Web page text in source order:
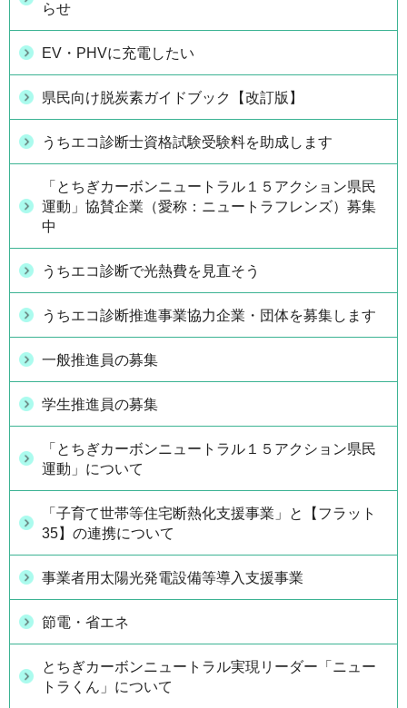
らせ
EV・PHVに充電したい
県民向け脱炭素ガイドブック【改訂版】
うちエコ診断士資格試験受験料を助成します
「とちぎカーボンニュートラル１５アクション県民
運動」協賛企業（愛称：ニュートラフレンズ）募集
中
うちエコ診断で光熱費を見直そう
うちエコ診断推進事業協力企業・団体を募集します
一般推進員の募集
学生推進員の募集
「とちぎカーボンニュートラル１５アクション県民
運動」について
「子育て世帯等住宅断熱化支援事業」と【フラット
35】の連携について
事業者用太陽光発電設備等導入支援事業
節電・省エネ
とちぎカーボンニュートラル実現リーダー「ニュー
トラくん」について